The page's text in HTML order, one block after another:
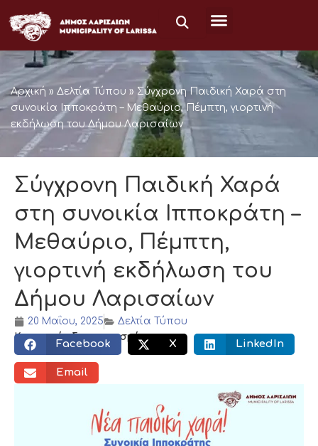
στο
περιεχόμενο
Αρχική » Δελτία Τύπου » Σύγχρονη Παιδική Χαρά στη
συνοικία Ιπποκράτη – Μεθαύριο, Πέμπτη, γιορτινή
εκδήλωση του Δήμου Λαρισαίων
Σύγχρονη Παιδική Χαρά
στη συνοικία Ιπποκράτη –
Μεθαύριο, Πέμπτη,
γιορτινή εκδήλωση του
Δήμου Λαρισαίων
20 Μαΐου, 2025
Δελτία Τύπου
Κοινωνικός διαμοιρασμός:
Facebook X LinkedIn
Email